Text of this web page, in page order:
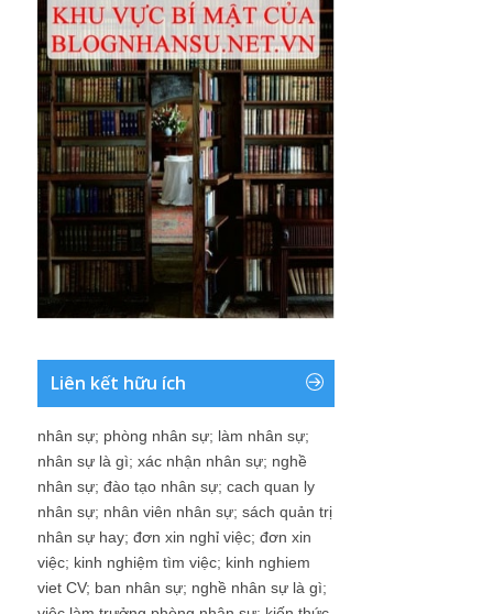
Liên kết hữu ích
nhân sự; phòng nhân sự; làm nhân sự;
nhân sự là gì; xác nhận nhân sự; nghề
nhân sự; đào tạo nhân sự; cach quan ly
nhân sự; nhân viên nhân sự; sách quản trị
nhân sự hay; đơn xin nghỉ việc; đơn xin
việc; kinh nghiệm tìm việc; kinh nghiem
viet CV; ban nhân sự; nghề nhân sự là gì;